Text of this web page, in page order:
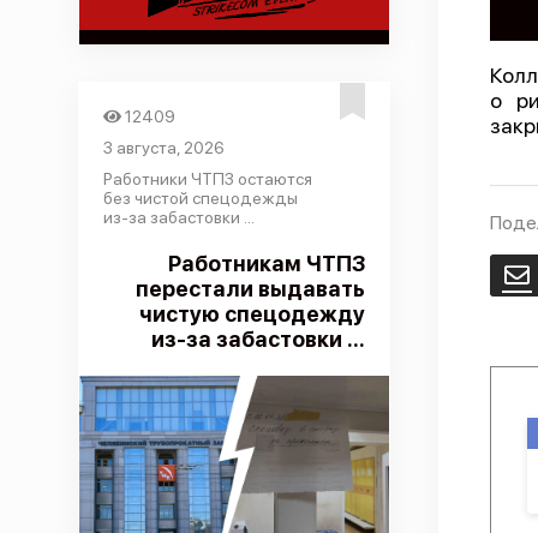
12409
3 августа, 2026
Работники ЧТПЗ остаются
без чистой спецодежды
из-за забастовки ...
Работникам ЧТПЗ
перестали выдавать
чистую спецодежду
из-за забастовки ...
о